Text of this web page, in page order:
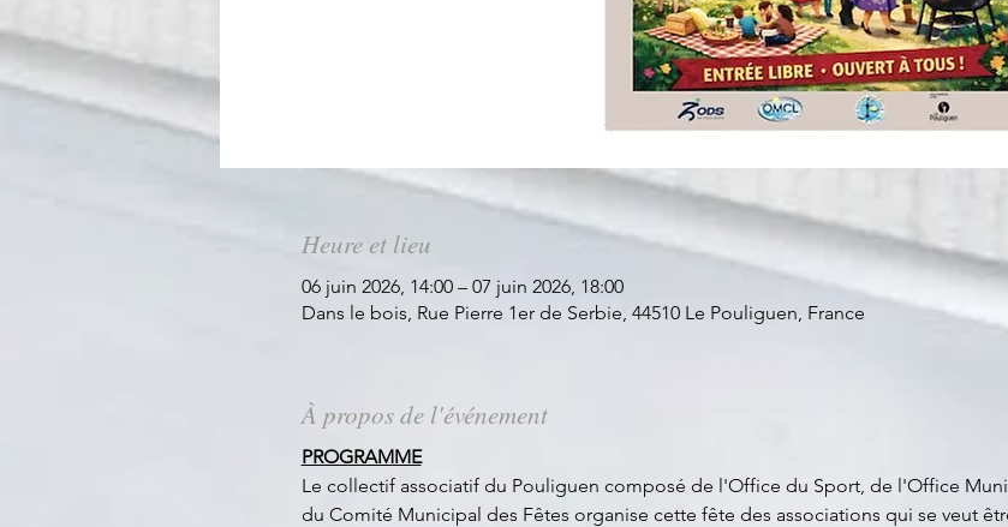
Heure et lieu
06 juin 2026, 14:00 – 07 juin 2026, 18:00
Dans le bois, Rue Pierre 1er de Serbie, 44510 Le Pouliguen, France
À propos de l'événement
PROGRAMME
Le collectif associatif du Pouliguen composé de l'Office du Sport, de l'Office
du Comité Municipal des Fêtes organise cette fête des associations qui se veut